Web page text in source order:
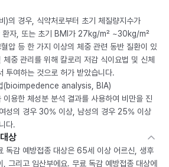
)의 경우, 식약처로부터 초기 체질량지수가
환자, 또는 초기 BMI가 27kg/m² ~30kg/m²
압 등 한 가지 이상의 체중 관련 동반 질환이 있
중 관리를 위해 칼로리 저감 식이요법 및 신체
투여하는 것으로 허가 받았습니다.
(bioimpedence analysis, BIA)
이용한 체성분 분석 결과를 사용하여 비만을 진
성의 경우 30% 이상, 남성의 경우 25% 이상
다.
상
독감 예방접종 대상은 65세 이상 어르신, 생후
그리고 임산부에요. 무료 독감 예방접종 대상에